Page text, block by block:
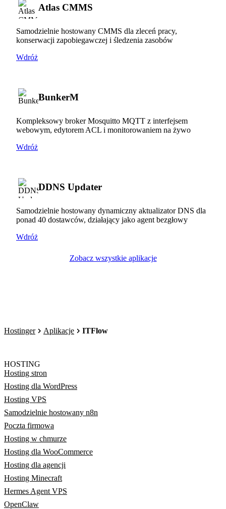
Atlas CMMS
Samodzielnie hostowany CMMS dla zleceń pracy,
konserwacji zapobiegawczej i śledzenia zasobów
Wdróż
BunkerM
Kompleksowy broker Mosquitto MQTT z interfejsem
webowym, edytorem ACL i monitorowaniem na żywo
Wdróż
DDNS Updater
Samodzielnie hostowany dynamiczny aktualizator DNS dla
ponad 40 dostawców, działający jako agent bezgłowy
Wdróż
Zobacz wszystkie aplikacje
Hostinger Aplikacje ITFlow
HOSTING
Hosting stron
Hosting dla WordPress
Hosting VPS
Samodzielnie hostowany n8n
Poczta firmowa
Hosting w chmurze
Hosting dla WooCommerce
Hosting dla agencji
Hosting Minecraft
Hermes Agent VPS
OpenClaw